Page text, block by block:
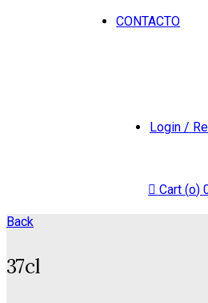
CONTACTO
Login /
Cart (o)
Back
37cl